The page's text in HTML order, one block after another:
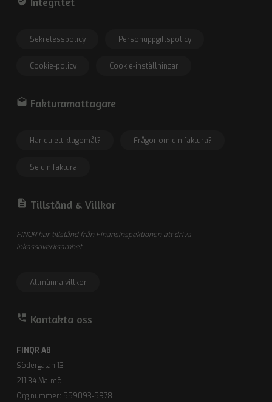
Sekretesspolicy Personuppgiftspolicy
Cookie-policy Cookie-inställningar
drafts Fakturamottagare
Har du ett klagomål? Frågor om din faktura?
Se din faktura
description Tillstånd & Villkor
FINQR har tillstånd från Finansinspektionen att driva
inkassoverksamhet.
Allmänna villkor
perm_phone_msg Kontakta oss
FINQR AB
Södergatan 13
211 34 Malmö
Org.nummer: 559093-5978